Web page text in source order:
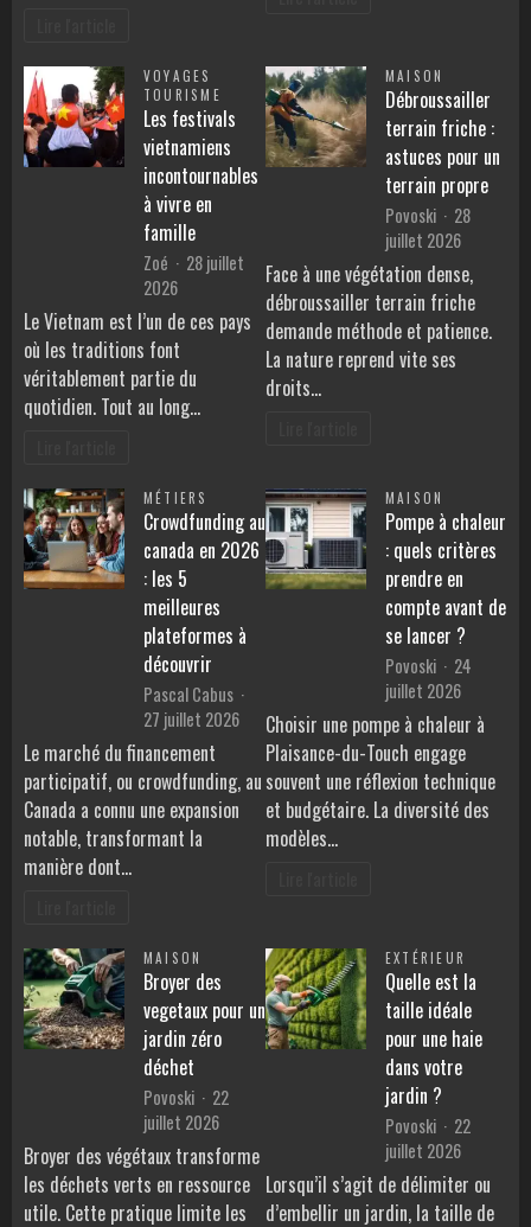
VOYAGES
TOURISME
Les festivals
vietnamiens
incontournables
à vivre en
famille
Zoé
28 juillet
2026
Le Vietnam est l’un de ces pays
où les traditions font
véritablement partie du
quotidien. Tout au long…
MAISON
Débroussailler
terrain friche :
astuces pour un
terrain propre
Povoski
28
juillet 2026
Face à une végétation dense,
débroussailler terrain friche
demande méthode et patience.
La nature reprend vite ses
droits…
MÉTIERS
Crowdfunding au
canada en 2026
: les 5
meilleures
plateformes à
découvrir
Pascal Cabus
27 juillet 2026
Le marché du financement
participatif, ou crowdfunding, au
Canada a connu une expansion
notable, transformant la
manière dont…
MAISON
Pompe à chaleur
: quels critères
prendre en
compte avant de
se lancer ?
Povoski
24
juillet 2026
Choisir une pompe à chaleur à
Plaisance-du-Touch engage
souvent une réflexion technique
et budgétaire. La diversité des
modèles…
MAISON
Broyer des
vegetaux pour un
jardin zéro
déchet
Povoski
22
juillet 2026
Broyer des végétaux transforme
les déchets verts en ressource
utile. Cette pratique limite les
EXTÉRIEUR
Quelle est la
taille idéale
pour une haie
dans votre
jardin ?
Povoski
22
juillet 2026
Lorsqu’il s’agit de délimiter ou
d’embellir un jardin, la taille de